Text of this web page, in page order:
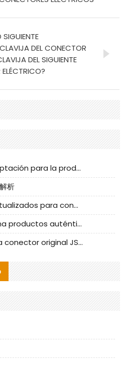
DEL CONECTOR
DEL SIGUIENTE
Guía de evaluación y adaptación para la producción en serie de componentes de cables nacionales para CNC Tech
析
Estándares de prueba actualizados para conectores nacionales bajo la referencia de CLIFF
Conector JST- Proporciona productos auténticos y alternativos del conector JST NSHR-02V-S
Conector JST - Suministra conector original JST GHR-09V-S | productos alternativos